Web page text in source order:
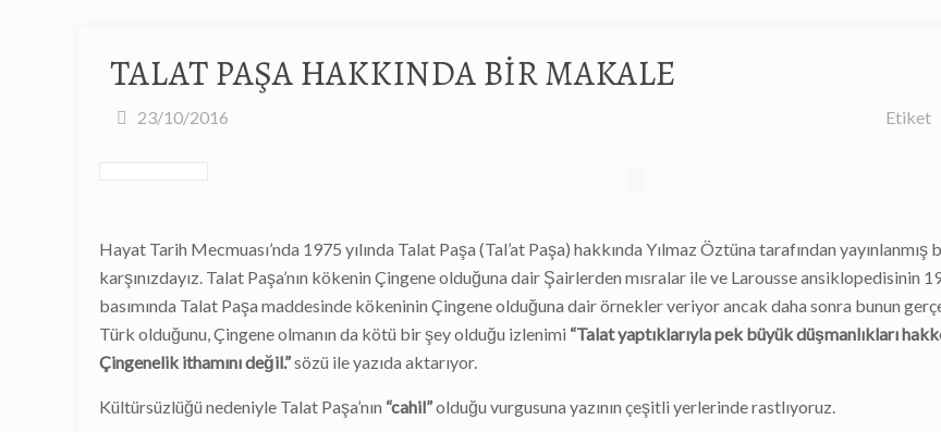
TALAT PAŞA HAKKINDA BİR MAKALE
23/10/2016 Etiket
Hayat Tarih Mecmuası’nda 1975 yılında Talat Paşa (Tal’at Paşa) hakkında Yılmaz Öztüna tarafından yayınlanmış
karşınızdayız. Talat Paşa’nın kökenin Çingene olduğuna dair Şairlerden mısralar ile ve Larousse ansiklopedisinin
basımında Talat Paşa maddesinde kökeninin Çingene olduğuna dair örnekler veriyor ancak daha sonra bunun
Türk olduğunu, Çingene olmanın da kötü bir şey olduğu izlenimi “Talat yaptıklarıyla pek büyük düşmanlıkları
Çingenelik ithamını değil.”sözü ile yazıda aktarıyor.
Kültürsüzlüğü nedeniyle Talat Paşa’nın “cahil”olduğu vurgusuna yazının çeşitli yerlerinde rastlıyoruz.